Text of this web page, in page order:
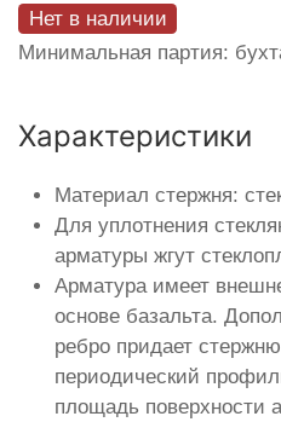
Нет в наличии
Минимальная партия:
Характеристики
Материал стержня:
Для уплотнения
арматуры жгут
Арматура имеет
основе базальта.
ребро придает
периодический
площадь поверхности